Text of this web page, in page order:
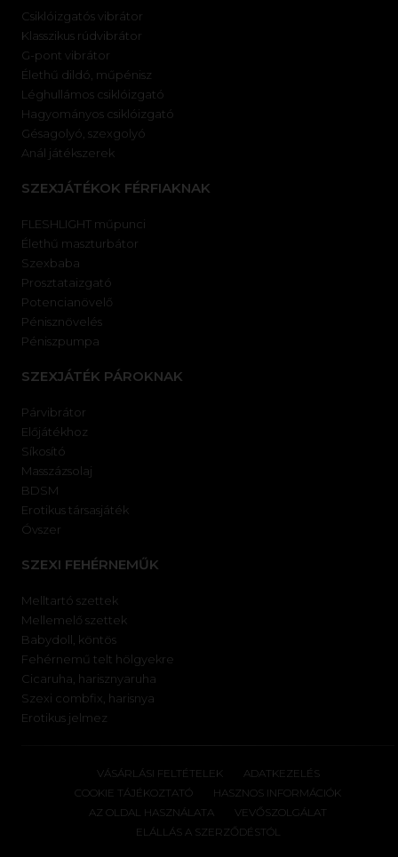
Csiklóizgatós vibrátor
Klasszikus rúdvibrátor
G-pont vibrátor
Élethű dildó, műpénisz
Léghullámos csiklóizgató
Hagyományos csiklóizgató
Gésagolyó, szexgolyó
Anál játékszerek
SZEXJÁTÉKOK FÉRFIAKNAK
FLESHLIGHT műpunci
Élethű maszturbátor
Szexbaba
Prosztataizgató
Potencianövelő
Pénisznövelés
Péniszpumpa
SZEXJÁTÉK PÁROKNAK
Párvibrátor
Előjátékhoz
Síkosító
Masszázsolaj
BDSM
Erotikus társasjáték
Óvszer
SZEXI FEHÉRNEMŰK
Melltartó szettek
Mellemelő szettek
Babydoll, köntös
Fehérnemű telt hölgyekre
Cicaruha, harisznyaruha
Szexi combfix, harisnya
Erotikus jelmez
VÁSÁRLÁSI FELTÉTELEK
ADATKEZELÉS
COOKIE TÁJÉKOZTATÓ
HASZNOS INFORMÁCIÓK
AZ OLDAL HASZNÁLATA
VEVŐSZOLGÁLAT
ELÁLLÁS A SZERZŐDÉSTÓL